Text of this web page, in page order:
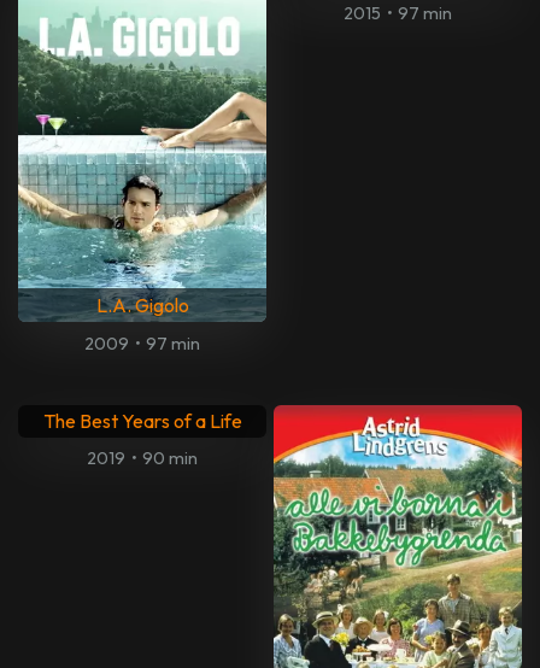
L.A. Gigolo
2009 • 97 min
2015 • 97 min
The Best Years of a Life
2019 • 90 min